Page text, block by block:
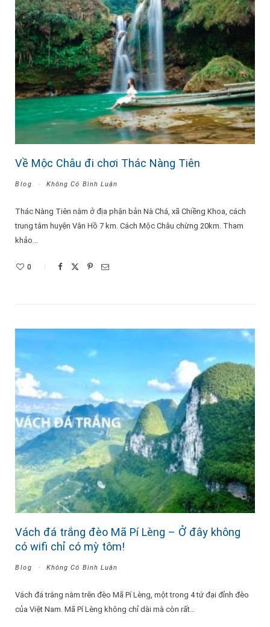
Về Mộc Châu đi chơi Thác Nàng Tiên
Blog Không Có Bình Luận
Thác Nàng Tiên nằm ở địa phận bản Nà Chá, xã Chiềng Khoa, cách
trung tâm huyện Vân Hồ 7 km. Cách Mộc Châu chừng 20km. Tham
khảo…
0
Vách đá trắng đèo Mã Pí Lèng – Ở đây không
có wifi chỉ có mỳ tôm!
Blog Không Có Bình Luận
Vách đá trắng nằm trên đèo Mã Pí Lèng, một trong 4 tứ đại đỉnh đèo
của Việt Nam. Mã Pí Lèng không chỉ dài mà còn rất…